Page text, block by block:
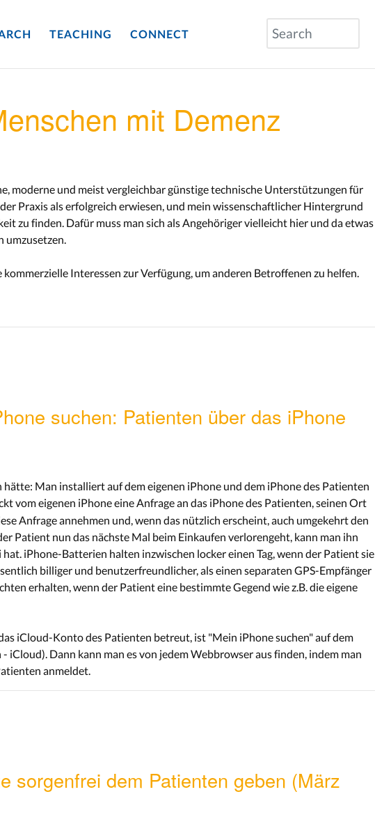
TEACHING CONNECT
mit Demenz
moderne und meist vergleichbar günstige technische Unterstützungen für
Praxis als erfolgreich erwiesen, und mein wissenschaftlicher Hintergrund
zu finden. Dafür muss man sich als Angehöriger vielleicht hier und da etwas
umzusetzen.
Interessen zur Verfügung, um anderen Betroffenen zu helfen.
suchen: Patienten über das iPhone
hätte: Man installiert auf dem eigenen iPhone und dem iPhone des Patienten
vom eigenen iPhone eine Anfrage an das iPhone des Patienten, seinen Ort
Anfrage annehmen und, wenn das nützlich erscheint, auch umgekehrt den
Patient nun das nächste Mal beim Einkaufen verlorengeht, kann man ihn
iPhone-Batterien halten inzwischen locker einen Tag, wenn der Patient sie
billiger und benutzerfreundlicher, als einen separaten GPS-Empfänger
erhalten, wenn der Patient eine bestimmte Gegend wie z.B. die eigene
iCloud-Konto des Patienten betreut, ist "Mein iPhone suchen" auf dem
iCloud). Dann kann man es von jedem Webbrowser aus finden, indem man
anmeldet.
sorgenfrei dem Patienten geben (März